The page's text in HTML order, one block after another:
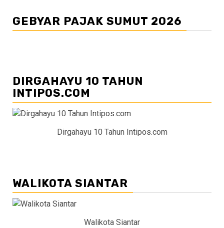
GEBYAR PAJAK SUMUT 2026
DIRGAHAYU 10 TAHUN
INTIPOS.COM
Dirgahayu 10 Tahun Intipos.com
WALIKOTA SIANTAR
Walikota Siantar